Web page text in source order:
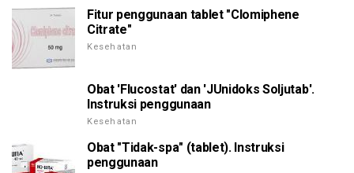
Fitur penggunaan tablet "Clomiphene
Citrate"
Kesehatan
Obat 'Flucostat' dan 'JUnidoks Soljutab'.
Instruksi penggunaan
Kesehatan
Obat "Tidak-spa" (tablet). Instruksi
penggunaan